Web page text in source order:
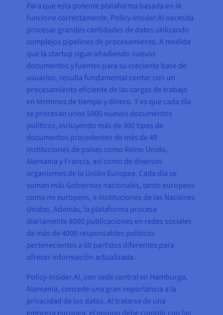
Para que esta potente plataforma basada en IA
funcione correctamente, Policy-Insider.AI necesita
procesar grandes cantidades de datos utilizando
complejos pipelines de procesamiento. A medida
que la startup sigue añadiendo nuevos
documentos y fuentes para su creciente base de
usuarios, resulta fundamental contar con un
procesamiento eficiente de las cargas de trabajo
en términos de tiempo y dinero. Y es que cada día
se procesan unos 5000 nuevos documentos
políticos, incluyendo más de 300 tipos de
documentos procedentes de más de 40
instituciones de países como Reino Unido,
Alemania y Francia, así como de diversos
organismos de la Unión Europea. Cada día se
suman más Gobiernos nacionales, tanto europeos
como no europeos, e instituciones de las Naciones
Unidas. Además, la plataforma procesa
diariamente 8000 publicaciones en redes sociales
de más de 4000 responsables políticos
pertenecientes a 60 partidos diferentes para
ofrecer información actualizada.
Policy-Insider.AI, con sede central en Hamburgo,
Alemania, concede una gran importancia a la
privacidad de los datos. Al tratarse de una